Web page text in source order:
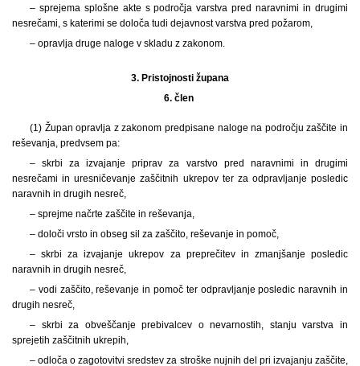
– sprejema splošne akte s področja varstva pred naravnimi in drugimi
nesrečami, s katerimi se določa tudi dejavnost varstva pred požarom,
– opravlja druge naloge v skladu z zakonom.
3. Pristojnosti župana
6. člen
(1) Župan opravlja z zakonom predpisane naloge na področju zaščite in
reševanja, predvsem pa:
– skrbi za izvajanje priprav za varstvo pred naravnimi in drugimi
nesrečami in uresničevanje zaščitnih ukrepov ter za odpravljanje posledic
naravnih in drugih nesreč,
– sprejme načrte zaščite in reševanja,
– določi vrsto in obseg sil za zaščito, reševanje in pomoč,
– skrbi za izvajanje ukrepov za preprečitev in zmanjšanje posledic
naravnih in drugih nesreč,
– vodi zaščito, reševanje in pomoč ter odpravljanje posledic naravnih in
drugih nesreč,
– skrbi za obveščanje prebivalcev o nevarnostih, stanju varstva in
sprejetih zaščitnih ukrepih,
– odloča o zagotovitvi sredstev za stroške nujnih del pri izvajanju zaščite,